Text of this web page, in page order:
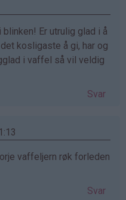
Er utrulig glad i å
kosligaste å gi, har og
i vaffel så vil veldig
Svar
vaffeljern røk forleden
Svar